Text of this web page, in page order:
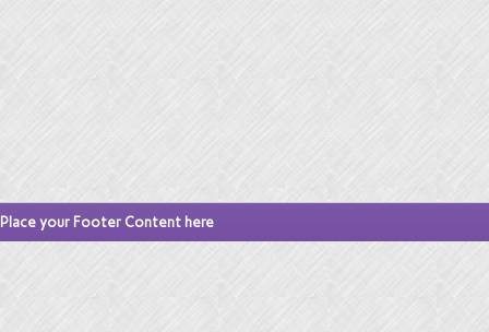
Place your Footer Content here